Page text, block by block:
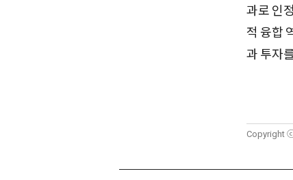
과로 인
적 융합
과 투자
Copyright